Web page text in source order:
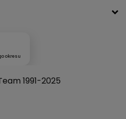
okresu
1991-2025